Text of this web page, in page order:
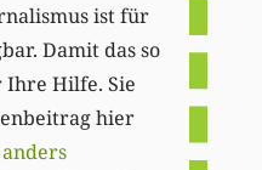
ist für
Damit das so
Hilfe. Sie
hier